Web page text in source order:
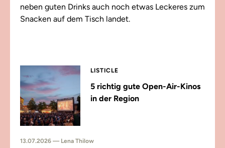
neben guten Drinks auch noch etwas Leckeres zum
Snacken auf dem Tisch landet.
LISTICLE
5 richtig gute Open-Air-Kinos
in der Region
13.07.2026 — Lena Thilow